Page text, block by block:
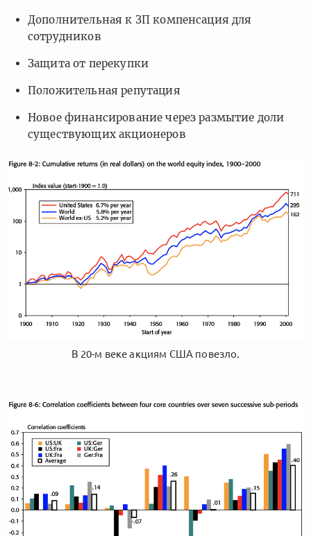
Дополнительная к ЗП компенсация для
сотрудников
Защита от перекупки
Положительная репутация
Новое финансирование через размытие доли
существующих акционеров
В 20-м веке акциям США повезло.